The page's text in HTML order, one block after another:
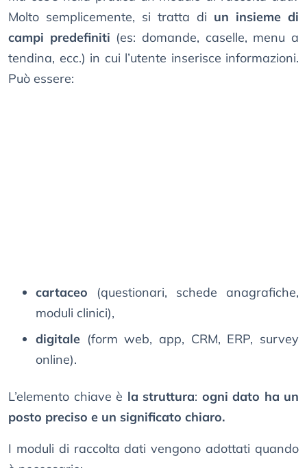
Molto semplicemente, si tratta di un insieme di
campi predefiniti (es: domande, caselle, menu a
tendina, ecc.) in cui l’utente inserisce informazioni.
Può essere:
cartaceo (questionari, schede anagrafiche,
moduli clinici),
digitale (form web, app, CRM, ERP, survey
online).
L’elemento chiave è la struttura: ogni dato ha un
posto preciso e un significato chiaro.
I moduli di raccolta dati vengono adottati quando